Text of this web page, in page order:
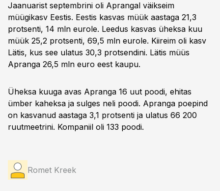
Jaanuarist septembrini oli Aprangal väikseim
müügikasv Eestis. Eestis kasvas müük aastaga 21,3
protsenti, 14 mln eurole. Leedus kasvas üheksa kuu
müük 25,2 protsenti, 69,5 mln eurole. Kiireim oli kasv
Lätis, kus see ulatus 30,3 protsendini. Lätis müüs
Apranga 26,5 mln euro eest kaupu.
Üheksa kuuga avas Apranga 16 uut poodi, ehitas
ümber kaheksa ja sulges neli poodi. Apranga poepind
on kasvanud aastaga 3,1 protsenti ja ulatus 66 200
ruutmeetrini. Kompaniil oli 133 poodi.
Romet Kreek